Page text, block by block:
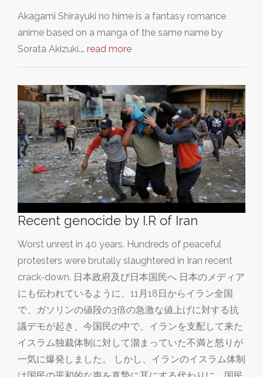
Akagami Shirayuki no hime is a fantasy romance
anime based on a manga of the same name by
Sorata Akizuki.… read more
Recent genocide by I.R of Iran
Worst unrest in 40 years. Hundreds of peaceful
protesters were brutally slaughtered in Iran recent
crack-down. 日本政府及び日本国民へ 日本のメディア
にも伝われているように、11月18日からイラン全国
で、ガソリンの値段の3倍の急激な値上げに対する抗
議デモが起き、今国民の中で、イランを支配して来た
イスラム独裁体制に対して溜まっていた不満と怒りが
一気に爆発しました。 しかし、イランのイスラム体制